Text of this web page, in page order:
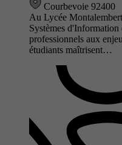
Courbevoie 92400
Au Lycée
Systèmes d'Information
professionnels aux
étudiants maîtrisent…